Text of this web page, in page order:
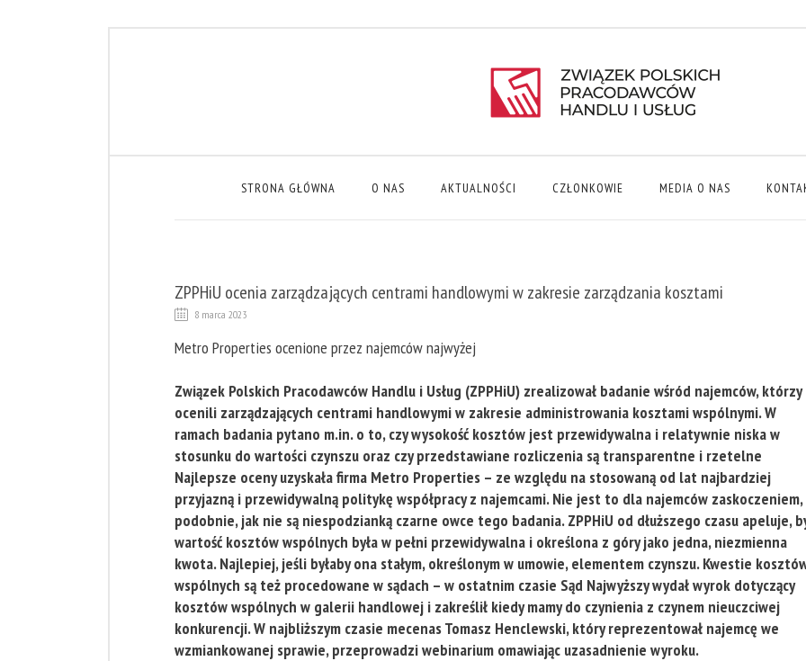
STRONA GŁÓWNA O NAS AKTUALNOŚCI CZŁONKOWIE MEDIA O NAS
ZPPHiU ocenia zarządzających centrami handlowymi w zakresie zarządzania kosztami
8 marca 2023
Metro Properties ocenione przez najemców najwyżej
Związek Polskich Pracodawców Handlu i Usług (ZPPHiU) zrealizował badanie wśród najemców, którzy
ocenili zarządzających centrami handlowymi w zakresie administrowania kosztami wspólnymi. W
ramach badania pytano m.in. o to, czy wysokość kosztów jest przewidywalna i relatywnie niska w
stosunku do wartości czynszu oraz czy przedstawiane rozliczenia są transparentne i rzetelne
Najlepsze oceny uzyskała firma Metro Properties – ze względu na stosowaną od lat najbardziej
przyjazną i przewidywalną politykę współpracy z najemcami. Nie jest to dla najemców zaskoczeniem,
podobnie, jak nie są niespodzianką czarne owce tego badania. ZPPHiU od dłuższego czasu apeluje,
wartość kosztów wspólnych była w pełni przewidywalna i określona z góry jako jedna, niezmienna
kwota. Najlepiej, jeśli byłaby ona stałym, określonym w umowie, elementem czynszu. Kwestie
wspólnych są też procedowane w sądach – w ostatnim czasie Sąd Najwyższy wydał wyrok dotyczący
kosztów wspólnych w galerii handlowej i zakreślił kiedy mamy do czynienia z czynem nieuczciwej
konkurencji. W najbliższym czasie mecenas Tomasz Henclewski, który reprezentował najemcę we
wzmiankowanej sprawie, przeprowadzi webinarium omawiając uzasadnienie wyroku.